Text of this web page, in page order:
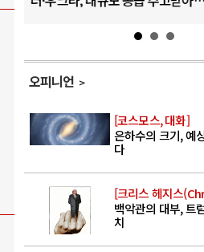
오피니언
[코스모스, 대화]
은하수의 크기, 예
다
[크리스 헤지스
백악관의 대부, 트
치